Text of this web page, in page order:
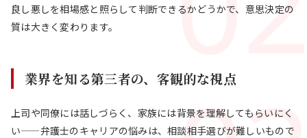
良し悪しを相場感と照らして判断できるかどうかで、意思決定の
質は大きく変わります。
業界を知る第三者の、客観的な視点
上司や同僚には話しづらく、家族には背景を理解してもらいにく
い——弁護士のキャリアの悩みは、相談相手選びが難しいもので